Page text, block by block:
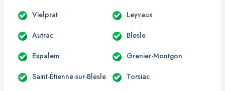
Vielprat Leyvaux
Autrac Blesle
Espalem Grenier-Montgon
Saint-Étienne-sur-Blesle Torsiac